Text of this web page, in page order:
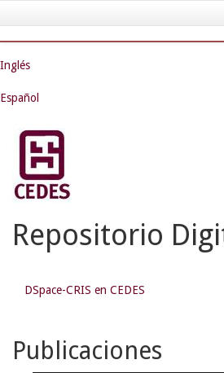
navigation
Inglés
Español
Repositorio
DSpace-CRIS en CEDES
Publicaciones